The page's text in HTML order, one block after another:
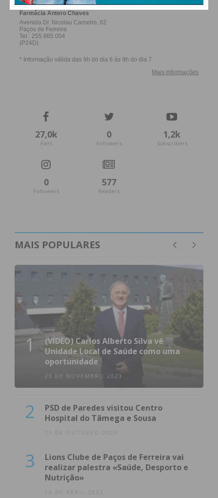
27,0k
Fans
0
Followers
1,2k
Subscribers
0
Followers
577
Readers
MAIS POPULARES
1
(VÍDEO) Carlos Alberto Silva vê
Unidade Local de Saúde como uma
oportunidade
23 DE NOVEMBRO 2023
2
PSD de Paredes visitou Centro
Hospital do Tâmega e Sousa
23 DE OUTUBRO 2023
3
Lions Clube de Paços de Ferreira vai
realizar palestra «Saúde, Desporto e
Nutrição»
14 DE ABRIL 2022